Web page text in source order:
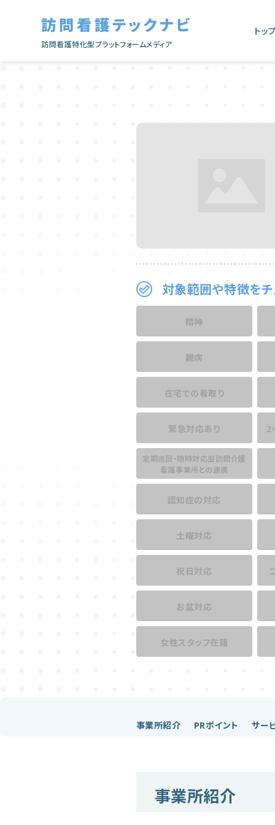
訪問看護テックナビ
訪問看護特化型プラットフォームメディア
トッ
対象範囲や特徴をチ
精神
難病
在宅での看取り
緊急対応あり
定期巡回・随時対応型訪問介護
看護事業所との連携
認知症の対応
土曜対応
祝日対応
お盆対応
女性スタッフ在籍
事業所紹介 PRポイント サー
事業所紹介